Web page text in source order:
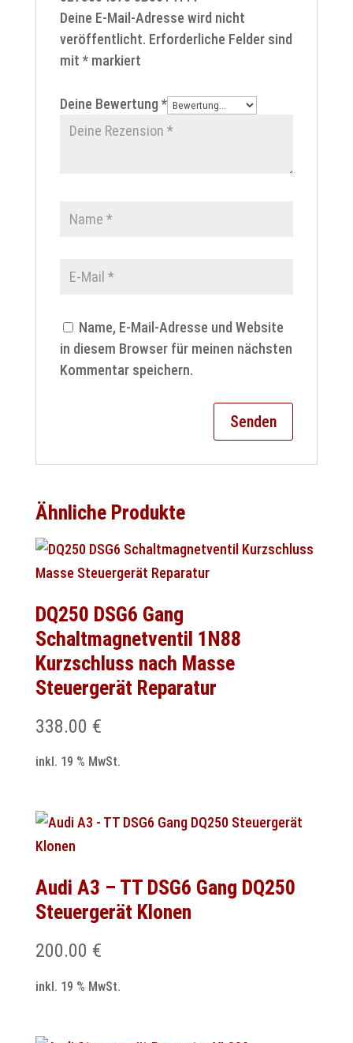
Deine E-Mail-Adresse wird nicht
veröffentlicht. Erforderliche Felder sind
mit *markiert
Deine Bewertung *
Name, E-Mail-Adresse und Website
in diesem Browser für meinen nächsten
Kommentar speichern.
Ähnliche Produkte
DQ250 DSG6 Gang
Schaltmagnetventil 1N88
Kurzschluss nach Masse
Steuergerät Reparatur
338.00 €
inkl. 19 % MwSt.
Audi A3 – TT DSG6 Gang DQ250
Steuergerät Klonen
200.00 €
inkl. 19 % MwSt.